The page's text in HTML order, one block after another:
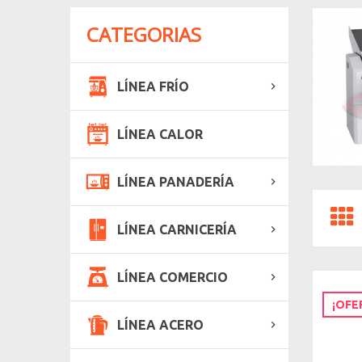
CATEGORIAS
LÍNEA FRÍO
LÍNEA CALOR
LÍNEA PANADERÍA
LÍNEA CARNICERÍA
LÍNEA COMERCIO
LÍNEA ACERO